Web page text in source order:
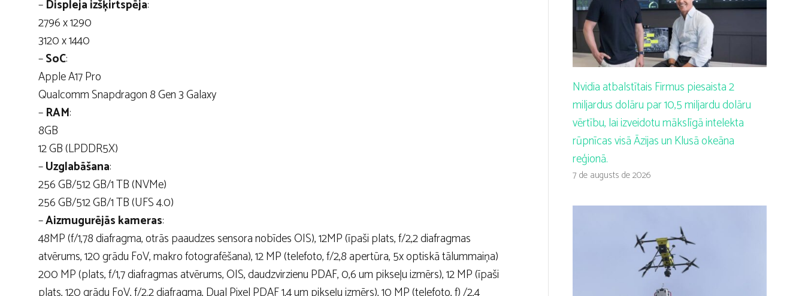
–Displeja izšķirtspēja:
2796 x 1290
3120 x 1440
–SoC:
Apple A17 Pro
Qualcomm Snapdragon 8 Gen 3 Galaxy
–RAM:
8GB
12 GB (LPDDR5X)
–Uzglabāšana:
256 GB/512 GB/1 TB (NVMe)
256 GB/512 GB/1 TB (UFS 4.0)
–Aizmugurējās kameras:
48MP (f/1,78 diafragma, otrās paaudzes sensora nobīdes OIS), 12MP (īpaši plats, f/2,2 diafragmas
atvērums, 120 grādu FoV, makro fotografēšana), 12 MP (telefoto, f/2,8 apertūra, 5x optiskā tālummaiņa)
200 MP (plats, f/1,7 diafragmas atvērums, OIS, daudzvirzienu PDAF, 0,6 um pikseļu izmērs), 12 MP (īpaši
Nvidia atbalstītais Firmus piesaista 2
miljardus dolāru par 10,5 miljardu dolāru
vērtību, lai izveidotu mākslīgā intelekta
rūpnīcas visā Āzijas un Klusā okeāna
reģionā.
7 de augusts de 2026